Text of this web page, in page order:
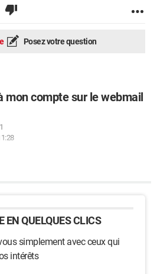
Posez votre question
mon compte sur le webmail
EN QUELQUES CLICS
simplement avec ceux qui
intérêts